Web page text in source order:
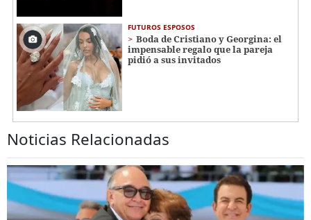
FUTUROS ESPOSOS
Boda de Cristiano y Georgina: el
impensable regalo que la pareja
pidió a sus invitados
Noticias Relacionadas